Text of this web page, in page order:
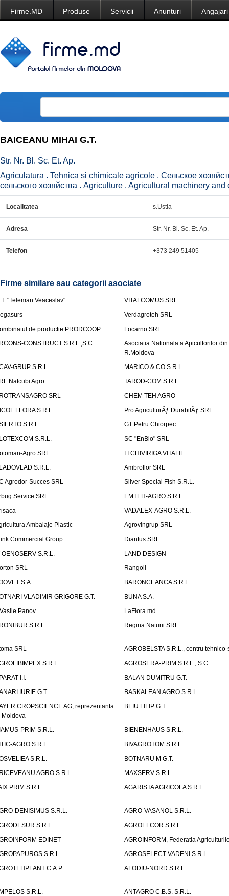
Firme.MD Produse Servicii Anunturi Angajari
BAICEANU MIHAI G.T.
Str. Nr. Bl. Sc. Et. Ap.
Agriculatura . Tehnica si chimicale agricole . Сельское
сельского хозяйства . Agriculture . Agricultural machinery and
Localitatea s.Ustia
Adresa Str. Nr. Bl. Sc. Et. Ap.
Telefon +373 249 51405
Firme similare sau categorii asociate
"Teleman Veaceslav"
VITALCOMUS SRL
Verdagroteh SRL
de productie PRODCOOP
Locarno SRL
CONSTRUCT S.R.L.,S.C.
Asociatia Nationala a Apicultorilor din
R.Moldova
GRUP S.R.L.
MARICO & CO S.R.L.
Natcubi Agro
TAROD-COM S.R.L.
SRL
CHEM TEH AGRO
FLORA S.R.L.
Pro AgriculturÄƒ DurabilÄƒ SRL
S.R.L.
GT Petru Chiorpec
S.R.L.
SC "EnBio" SRL
Agro SRL
I.I CHIVIRIGA VITALIE
S.R.L.
Ambroflor SRL
Agrodor-Succes SRL
Silver Special Fish S.R.L.
Service SRL
EMTEH-AGRO S.R.L.
VADALEX-AGRO S.R.L.
Ambalaje Plastic
Agrovingrup SRL
Commercial Group
Diantus SRL
OENOSERV S.R.L.
LAND DESIGN
SRL
Rangoli
S.A.
BARONCEANCA S.R.L.
VLADIMIR GRIGORE G.T.
BUNA S.A.
Panov
LaFlora.md
S.R.L
Regina Naturii SRL
SRL
AGROBELSTA S.R.L., centru
S.R.L.
AGROSERA-PRIM S.R.L., S.C.
I.I.
BALAN DUMITRU G.T.
IURIE G.T.
BASKALEAN AGRO S.R.L.
CROPSCIENCE AG, reprezentanta
Moldova
BEIU FILIP G.T.
PRIM S.R.L.
BIENENHAUS S.R.L.
AGRO S.R.L.
BIVAGROTOM S.R.L.
S.R.L.
BOTNARU M G.T.
AGRO S.R.L.
MAXSERV S.R.L.
PRIM S.R.L.
AGARISTA AGRICOLA S.R.L.
DENISIMUS S.R.L.
AGRO-VASANOL S.R.L.
S.R.L.
AGROELCOR S.R.L.
EDINET
AGROINFORM, Federatia
S.R.L.
AGROSELECT VADENI S.R.L.
C.A.P.
ALODIU-NORD S.R.L.
S.R.L. ANTAGRO C.B.S. S.R.L.